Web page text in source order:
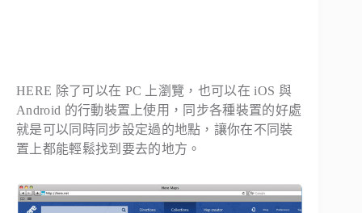
HERE 除了可以在 PC 上瀏覽，也可以在 iOS 與
Android 的行動裝置上使用，同步各種裝置的好處
就是可以同時同步設定過的地點，讓你在不同裝
置上都能輕鬆找到要去的地方。